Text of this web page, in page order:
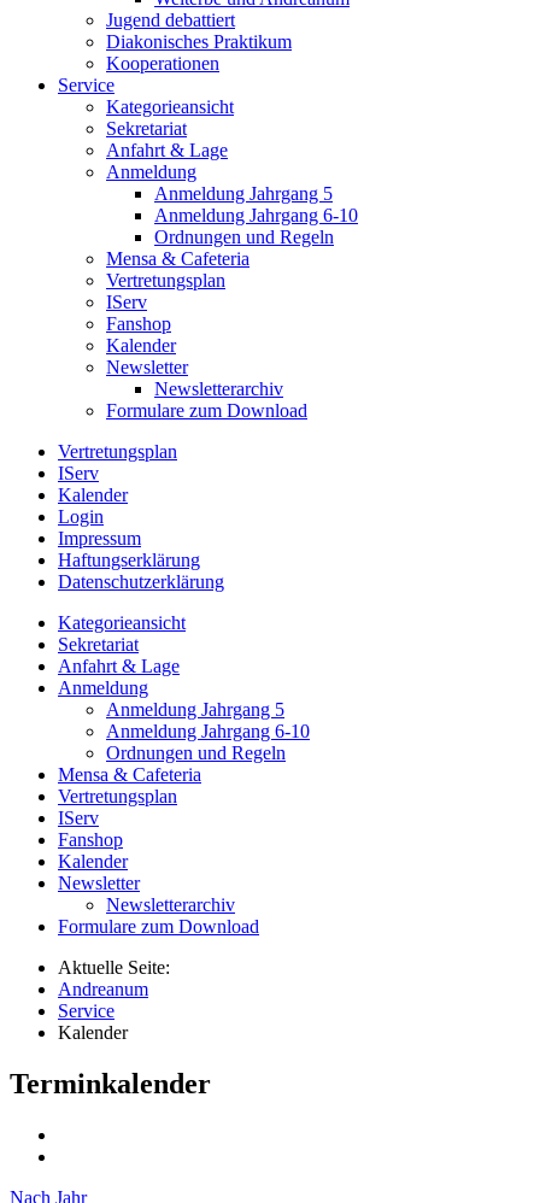
Jugend debattiert
Diakonisches Praktikum
Kooperationen
Service
Kategorieansicht
Sekretariat
Anfahrt & Lage
Anmeldung
Anmeldung Jahrgang 5
Anmeldung Jahrgang 6-10
Ordnungen und Regeln
Mensa & Cafeteria
Vertretungsplan
IServ
Fanshop
Kalender
Newsletter
Newsletterarchiv
Formulare zum Download
Vertretungsplan
IServ
Kalender
Login
Impressum
Haftungserklärung
Datenschutzerklärung
Kategorieansicht
Sekretariat
Anfahrt & Lage
Anmeldung
Anmeldung Jahrgang 5
Anmeldung Jahrgang 6-10
Ordnungen und Regeln
Mensa & Cafeteria
Vertretungsplan
IServ
Fanshop
Kalender
Newsletter
Newsletterarchiv
Formulare zum Download
Aktuelle Seite:
Andreanum
Service
Kalender
Terminkalender
Nach Jahr